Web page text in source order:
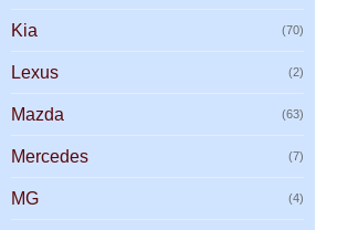
Kia (70)
Lexus (2)
Mazda (63)
Mercedes (7)
MG (4)